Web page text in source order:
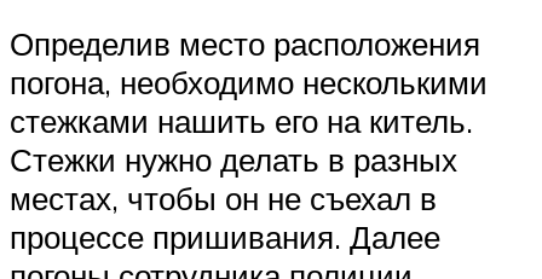
Определив место расположения
погона, необходимо несколькими
стежками нашить его на китель.
Стежки нужно делать в разных
местах, чтобы он не съехал в
процессе пришивания. Далее